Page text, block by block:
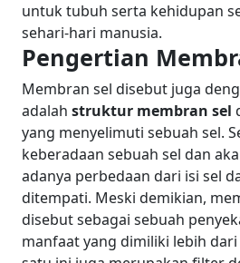
untuk tubuh serta kehidupan
sehari-hari manusia.
Pengertian
Membran sel disebut juga
adalah struktur membran sel
yang menyelimuti sebuah sel.
keberadaan sebuah sel dan
adanya perbedaan dari isi sel
ditempati. Meski demikian,
disebut sebagai sebuah
manfaat yang dimiliki lebih